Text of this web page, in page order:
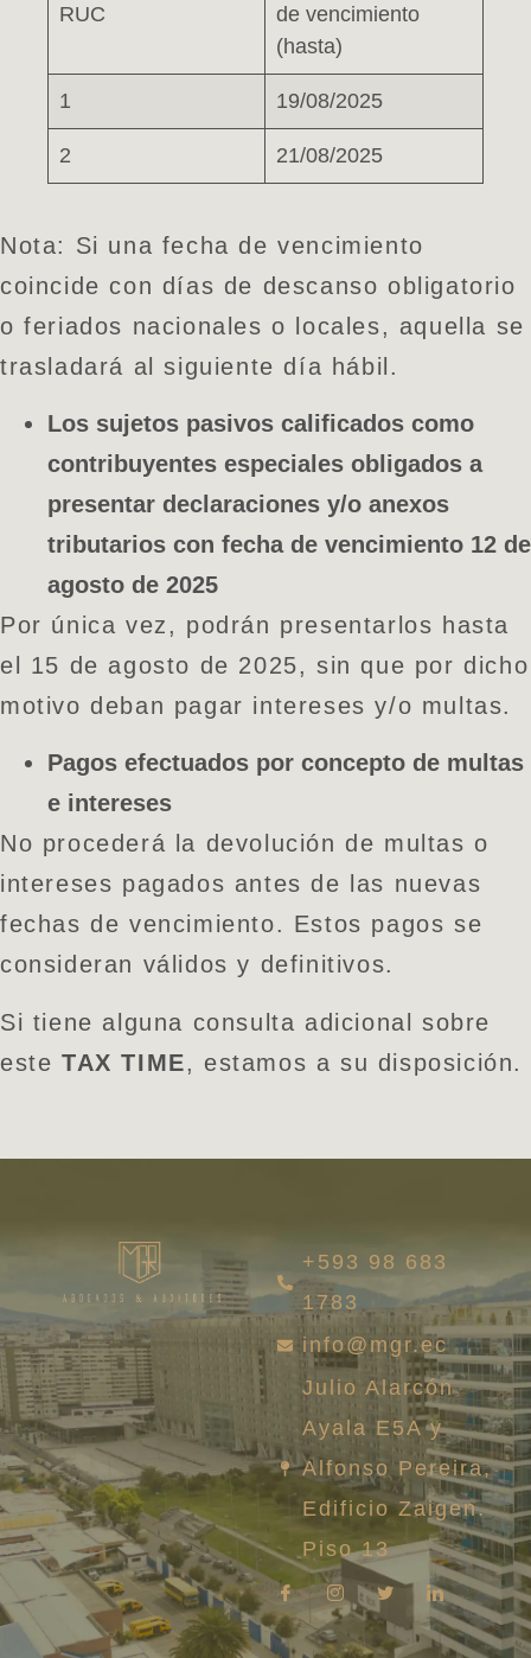
RUC
de vencimiento
(hasta)
1 19/08/2025
2 21/08/2025
Nota: Si una fecha de vencimiento
coincide con días de descanso obligatorio
o feriados nacionales o locales, aquella se
trasladará al siguiente día hábil.
Los sujetos pasivos calificados como
contribuyentes especiales obligados a
presentar declaraciones y/o anexos
tributarios con fecha de vencimiento 12 de
agosto de 2025
Por única vez, podrán presentarlos hasta
el 15 de agosto de 2025, sin que por dicho
motivo deban pagar intereses y/o multas.
Pagos efectuados por concepto de multas
e intereses
No procederá la devolución de multas o
intereses pagados antes de las nuevas
fechas de vencimiento. Estos pagos se
consideran válidos y definitivos.
Si tiene alguna consulta adicional sobre
este TAX TIME, estamos a su disposición.
+593 98 683
1783
info@mgr.ec
Julio Alarcón
Ayala E5A y
Alfonso Pereira,
Edificio Zaigen.
Piso 13